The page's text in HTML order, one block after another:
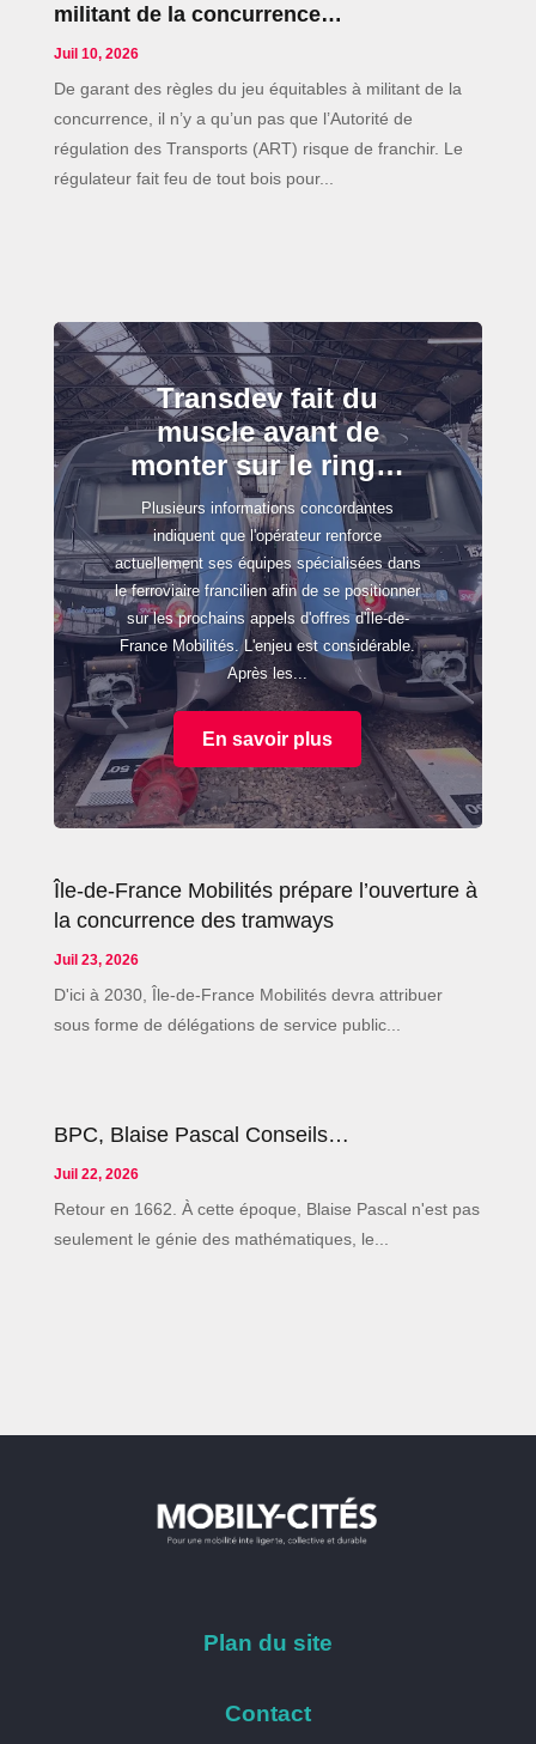
militant de la concurrence…
Juil 10, 2026
De garant des règles du jeu équitables à militant de la
concurrence, il n’y a qu’un pas que l’Autorité de
régulation des Transports (ART) risque de franchir. Le
régulateur fait feu de tout bois pour...
Transdev fait du
muscle avant de
monter sur le ring…
Plusieurs informations concordantes
indiquent que l'opérateur renforce
actuellement ses équipes spécialisées dans
le ferroviaire francilien afin de se positionner
sur les prochains appels d'offres d'Île-de-
France Mobilités. L'enjeu est considérable.
Après les...
En savoir plus
Île-de-France Mobilités prépare l’ouverture à
la concurrence des tramways
Juil 23, 2026
D'ici à 2030, Île-de-France Mobilités devra attribuer
sous forme de délégations de service public...
BPC, Blaise Pascal Conseils…
Juil 22, 2026
Retour en 1662. À cette époque, Blaise Pascal n'est pas
seulement le génie des mathématiques, le...
Plan du site
Contact